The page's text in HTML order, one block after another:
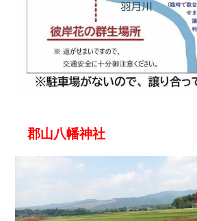
郡山八幡神社